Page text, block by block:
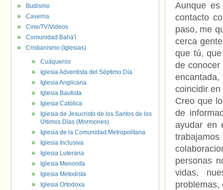
Aunque
contacto
paso, me
cerca
que tú,
de
coincidir
Creo que
de
ayudar en
personas
vidas,
problemas,
Budismo
Caverna
Cine/TV/Videos
Comunidad Bahá'í
Cristianismo (Iglesias)
Cuáqueros
Iglesia Adventista del Séptimo Día
Iglesia Anglicana
Iglesia Bautista
Iglesia Católica
Iglesia de Jesucristo de los Santos de los
Últimos Días (Mormones)
Iglesia de la Comunidad Metropolitana
Iglesia Inclusiva
Iglesia Luterana
Iglesia Menonita
Iglesia Metodista
Iglesia Ortodoxa